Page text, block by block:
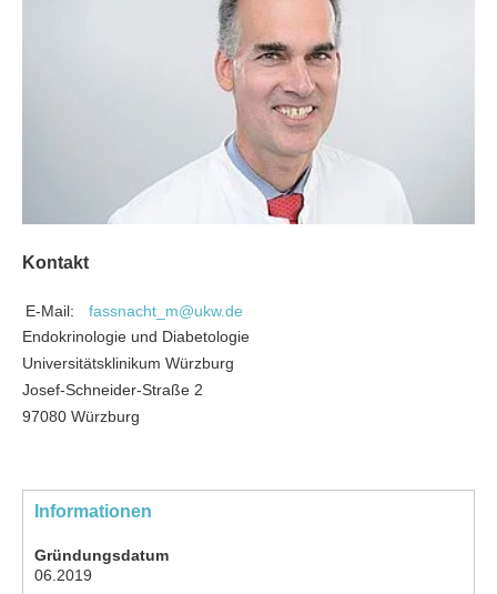
Kontakt
E-Mail:
fassnacht_m@ukw.de
Endokrinologie und Diabetologie
Universitätsklinikum Würzburg
Josef-Schneider-Straße 2
97080 Würzburg
Informationen
Gründungsdatum
06.2019